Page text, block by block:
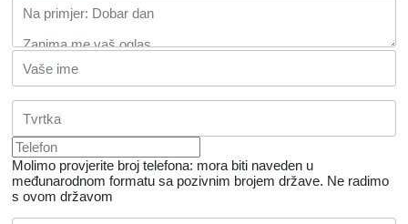
Molimo provjerite broj telefona: mora biti naveden u
međunarodnom formatu sa pozivnim brojem države. Ne radimo
s ovom državom